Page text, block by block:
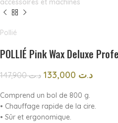
accessoires et machines
Pollié
POLLIÉ Pink Wax Deluxe
د.ت147,900 د.ت
Comprend un bol de 800 g.
• Chauffage rapide de la cire.
• Sûr et ergonomique.